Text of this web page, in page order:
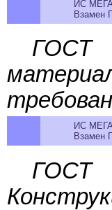
ИС
Взамен
ГОСТ
ИС
Взамен
ГОСТ